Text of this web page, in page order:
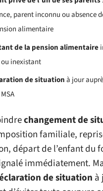
parent inconnu ou absence
alimentaire
de la pension alimentaire
ou inexistant
de situationà jour
changement de
familiale,
départ de l’enfant du
immédiatement.
de situation à